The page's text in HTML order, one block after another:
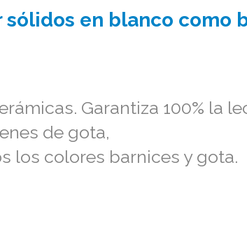
en blanco como
Garantiza 100% la
de gota,
los colores barnices y gota.